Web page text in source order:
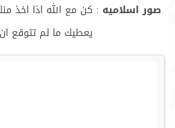
صور اسلاميه : كن مع الله اذا اخذ
يعطيك ما لم تتوقع